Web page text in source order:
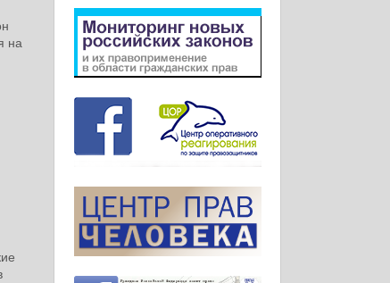
на